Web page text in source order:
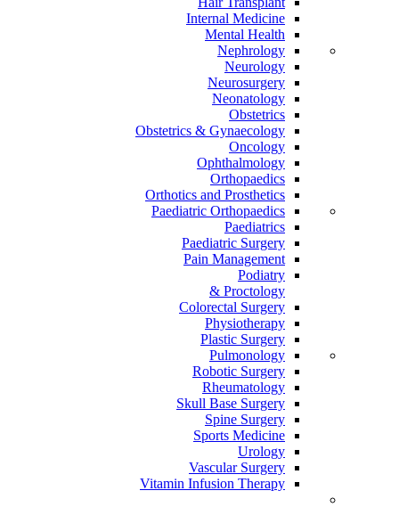
Internal Medicine
Mental Health
Nephrology
Neurology
Neurosurgery
Neonatology
Obstetrics
Obstetrics & Gynaecology
Oncology
Ophthalmology
Orthopaedics
Orthotics and Prosthetics
Paediatric Orthopaedics
Paediatrics
Paediatric Surgery
Pain Management
Podiatry
Proctology &
Colorectal Surgery
Physiotherapy
Plastic Surgery
Pulmonology
Robotic Surgery
Rheumatology
Skull Base Surgery
Spine Surgery
Sports Medicine
Urology
Vascular Surgery
Vitamin Infusion Therapy